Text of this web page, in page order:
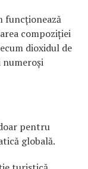
funcționează
compoziției
dioxidul de
pentru
globală.